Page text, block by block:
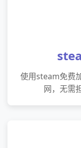
使用steam免费
网，无需